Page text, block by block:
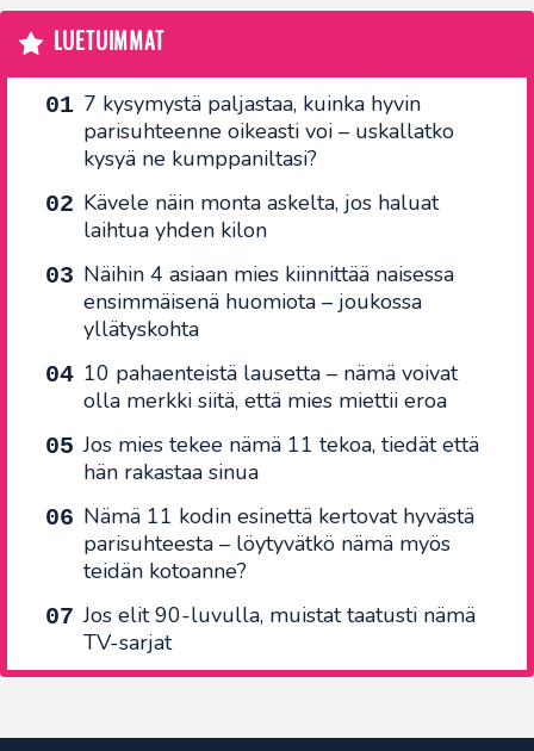
LUETUIMMAT
7 kysymystä paljastaa, kuinka hyvin
parisuhteenne oikeasti voi – uskallatko
kysyä ne kumppaniltasi?
Kävele näin monta askelta, jos haluat
laihtua yhden kilon
Näihin 4 asiaan mies kiinnittää naisessa
ensimmäisenä huomiota – joukossa
yllätyskohta
10 pahaenteistä lausetta – nämä voivat
olla merkki siitä, että mies miettii eroa
Jos mies tekee nämä 11 tekoa, tiedät että
hän rakastaa sinua
Nämä 11 kodin esinettä kertovat hyvästä
parisuhteesta – löytyvätkö nämä myös
teidän kotoanne?
Jos elit 90-luvulla, muistat taatusti nämä
TV-sarjat